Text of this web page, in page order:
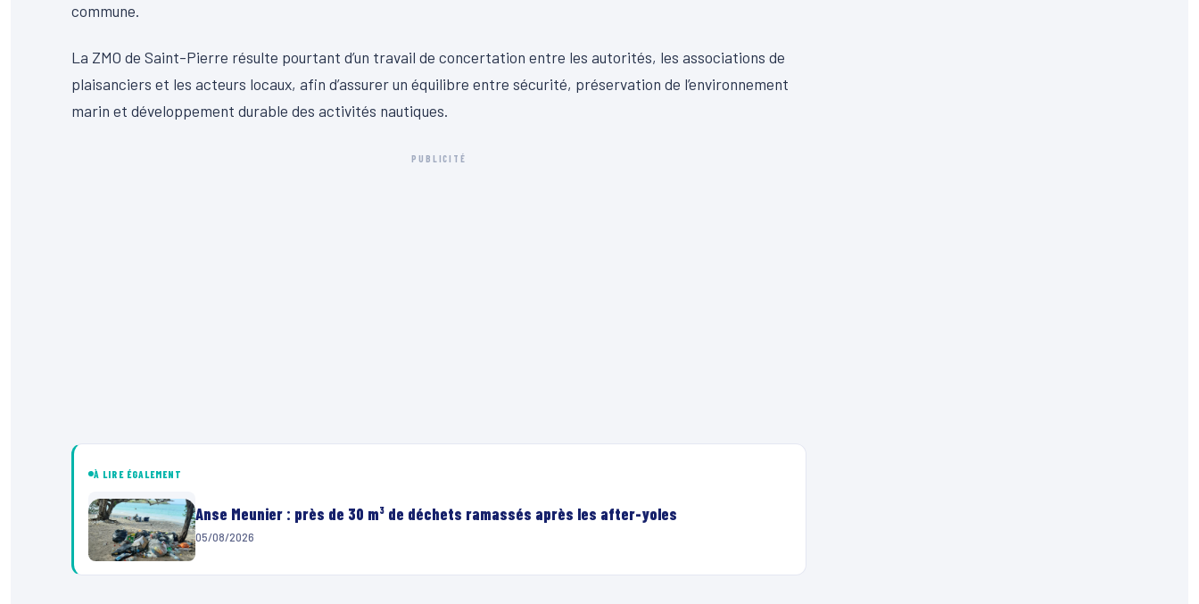
commune.
La ZMO de Saint-Pierre résulte pourtant d’un travail de concertation entre les autorités, les associations de
plaisanciers et les acteurs locaux, afin d’assurer un équilibre entre sécurité, préservation de l’environnement
marin et développement durable des activités nautiques.
PUBLICITÉ
À LIRE ÉGALEMENT
Anse Meunier : près de 30 m³ de déchets ramassés après les after-yoles
05/08/2026